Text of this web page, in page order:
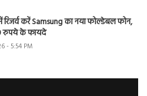
करें Samsung का नया फोल्डेबल फोन,
रुपये के फायदे
- 5:54 PM